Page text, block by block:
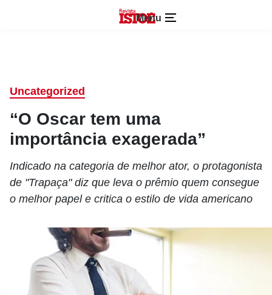
Menu
Uncategorized
“O Oscar tem uma
importância exagerada”
Indicado na categoria de melhor ator, o protagonista
de "Trapaça" diz que leva o prêmio quem consegue
o melhor papel e critica o estilo de vida americano